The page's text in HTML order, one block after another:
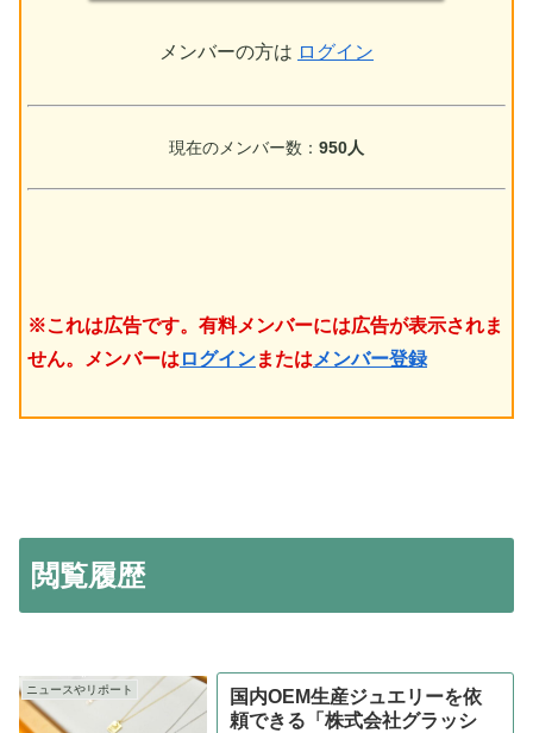
メンバーの方は ログイン
現在のメンバー数： 950人
※これは広告です。有料メンバーには広告が表示されま
せん。メンバーは ログインまたは メンバー登録
閲覧履歴
ニュースやリポート
国内OEM生産ジュエリーを依
頼できる「株式会社グラッシ